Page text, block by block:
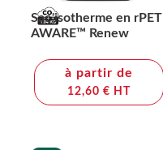
Sac isotherme en rPET
AWARE™ Renew
à partir de
12,60 € HT